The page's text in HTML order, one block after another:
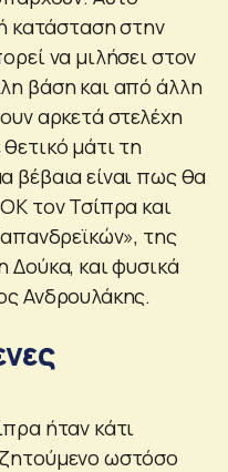
κατάσταση στην
να μιλήσει στον
βάση και από άλλη
αρκετά στελέχη
μάτι τη
βέβαια είναι πως θα
τον Τσίπρα και
της
και φυσικά
Ανδρουλάκης.
ήταν κάτι
ωστόσο